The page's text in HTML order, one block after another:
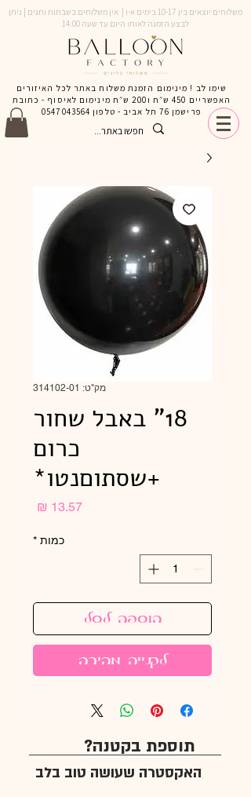
משלוחים יוצאים בין 10-17 בימים א-ו | אין משלוחים בשבתות וחגים | ניתן
לבצע הזמנה לאותו היום עד שעה 14:00
שימו לב ! מינימום הזמנת משלוח באתר לכל האיזורים
האפשריים 450 ש״ח ו200 ש״ח מינימום לאיסוף - כתובת
פרישמן 76 תל אביב - טלפון
0547043564
מק"ט: 314102-01
18" באבל שחור
כרום
+שסתוםנטו*
כמות *
הוספה לסל
לקנייה מהירה
תוספת בקטנה?
האקסטרה שעושה טוב בלב